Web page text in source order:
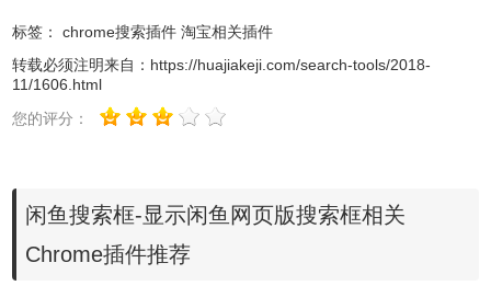
标签： chrome搜索插件 淘宝相关插件
转载必须注明来自： https://huajiakeji.com/search-tools/2018-
11/1606.html
您的评分：
闲鱼搜索框-显示闲鱼网页版搜索框相关
Chrome插件推荐